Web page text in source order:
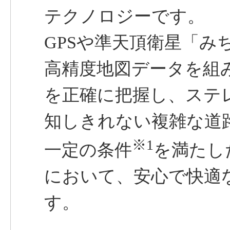
テクノロジーです。
GPSや準天頂衛星「み
高精度地図データを組
を正確に把握し、ス
知しきれない複雑な道
一定の条件※1 を満た
において、安心で快
す。